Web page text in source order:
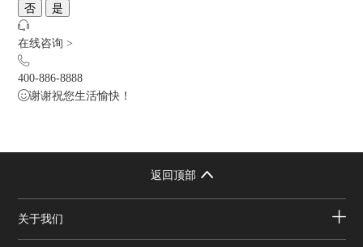
否
是
在线咨询 >
400-886-8888
谢谢祝您生活愉快！
返回顶部
关于我们